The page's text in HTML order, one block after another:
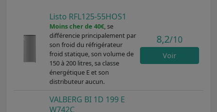
Listo RFL125-55HOS1
Moins cher de 40€, se
différencie principalement par
son froid du réfrigérateur
froid statique, son volume de
150 à 200 litres, sa classe
énergétique E et son
distributeur aucun.
8,2/10
Voir
VALBERG BI 1D 199 E
W742C